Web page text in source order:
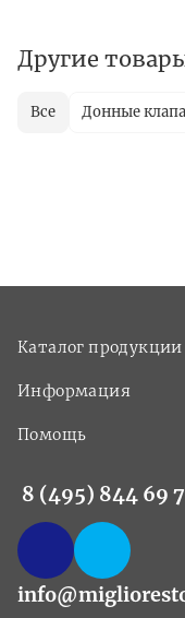
Другие
Все Донные
Каталог продукции
Информация
Помощь
8 (495) 844 69